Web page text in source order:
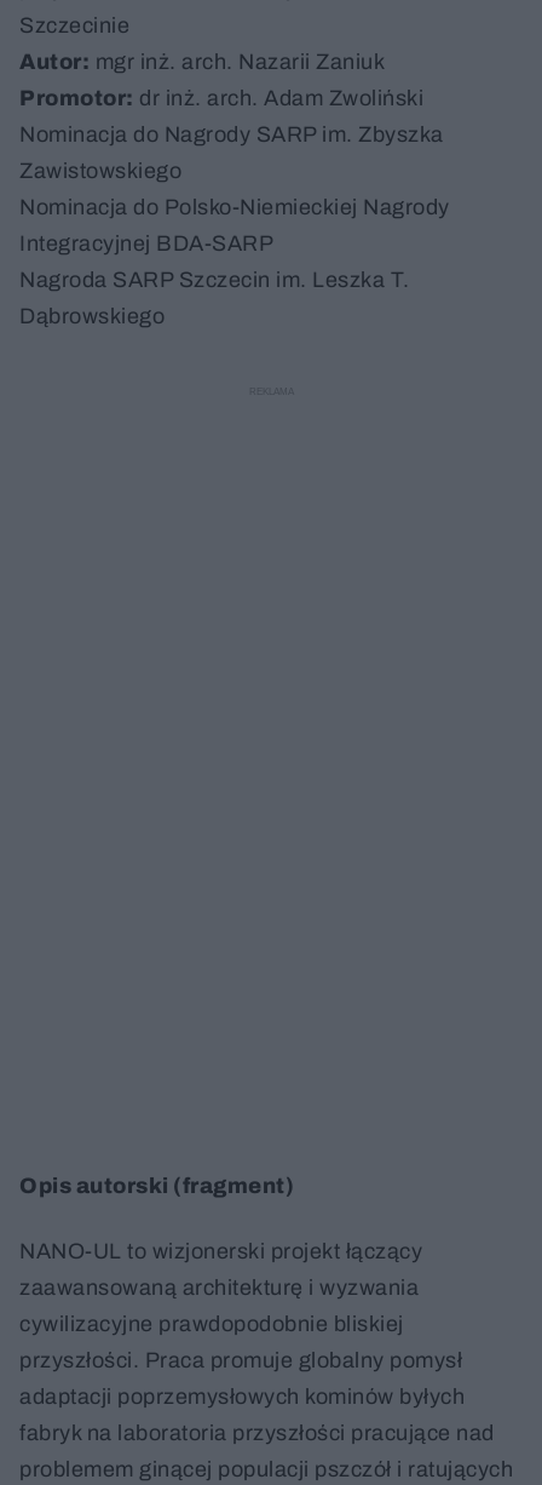
Szczecinie
Autor: mgr inż. arch. Nazarii Zaniuk
Promotor: dr inż. arch. Adam Zwoliński
Nominacja do Nagrody SARP im. Zbyszka
Zawistowskiego
Nominacja do Polsko-Niemieckiej Nagrody
Integracyjnej BDA-SARP
Nagroda SARP Szczecin im. Leszka T.
Dąbrowskiego
Opis autorski (fragment)
NANO-UL to wizjonerski projekt łączący
zaawansowaną architekturę i wyzwania
cywilizacyjne prawdopodobnie bliskiej
przyszłości. Praca promuje globalny pomysł
adaptacji poprzemysłowych kominów byłych
fabryk na laboratoria przyszłości pracujące nad
problemem ginącej populacji pszczół i ratujących